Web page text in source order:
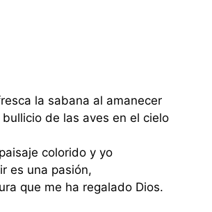
la sabana al amanecer
bullicio de las aves en el cielo
colorido y yo
es una pasión,
que me ha regalado Dios.